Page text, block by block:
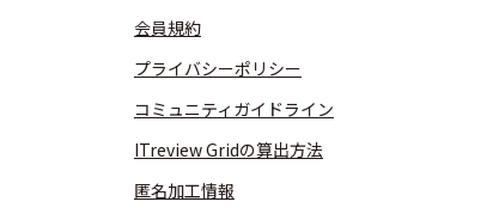
会員規約
プライバシーポリシー
コミュニティガイドライン
ITreview Gridの算出方法
匿名加工情報